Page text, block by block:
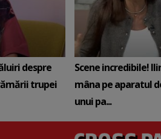
despre
trupei
Scene incredibile!
mâna pe aparatul
unui pa...